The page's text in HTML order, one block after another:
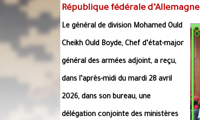
République fédérale d’Allemagne
Le général de division Mohamed Ould
Cheikh Ould Boyde, Chef d’état-major
général des armées adjoint, a reçu,
dans l’après-midi du mardi 28 avril
2026, dans son bureau, une
délégation conjointe des ministères